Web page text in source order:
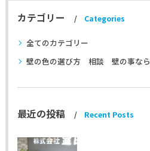
カテゴリー Categories
全てのカテゴリー
壁の色の選び方 相談 壁の事なら
最近の投稿 Recent Posts